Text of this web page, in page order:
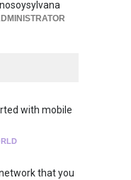
nosoysylvana
with mobile
that you